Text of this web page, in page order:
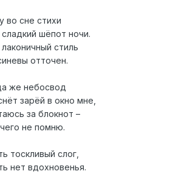
во сне стихи
шёпот ночи.
стиль
отточен.
же небосвод
зарёй в окно мне,
за блокнот –
не помню.
тоскливый слог,
нет вдохновенья.